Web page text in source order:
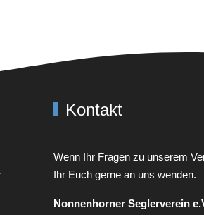
Kontakt
Wenn Ihr Fragen zu unserem
Ihr Euch gerne an uns wenden.
Non­nen­horner Seglerverein